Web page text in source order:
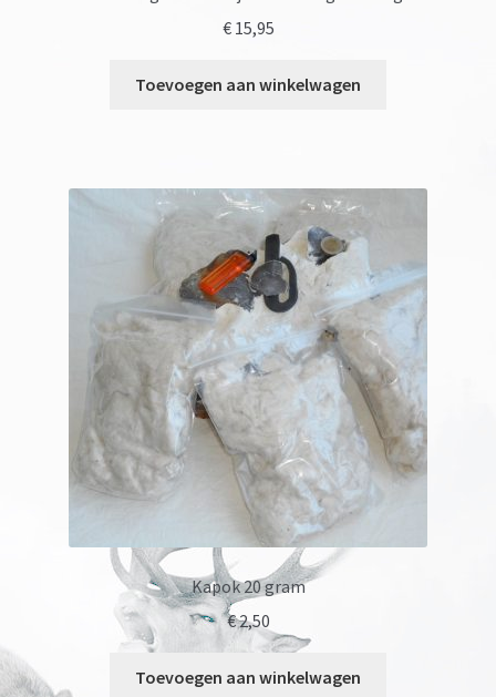
€15,95
Toevoegen aan winkelwagen
Kapok 20 gram
€2,50
Toevoegen aan winkelwagen